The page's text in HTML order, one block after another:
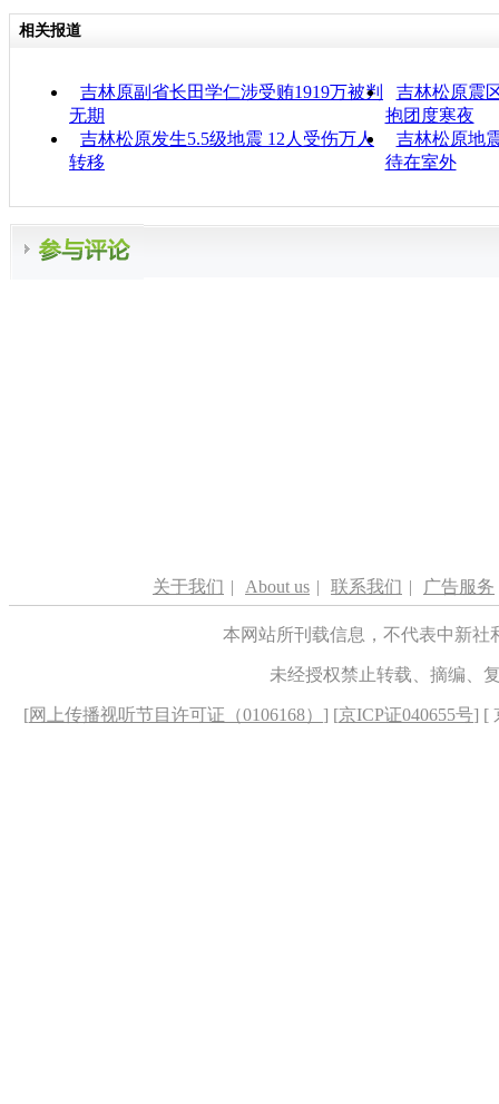
相关报道
吉林原副省长田学仁涉受贿1919万被判
无期
吉林松原震
抱团度寒夜
吉林松原发生5.5级地震 12人受伤万人
转移
吉林松原地
待在室外
关于我们 | About us | 联系我们 | 广告服务
本网站所刊载信息，不代表中新
未经授权禁止转载、摘编、
[网上传播视听节目许可证（0106168） ] [京ICP证040655号] [